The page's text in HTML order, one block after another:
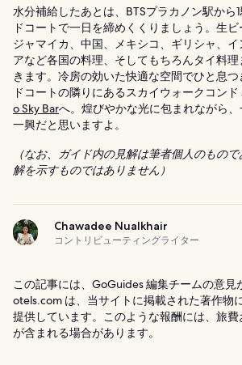
水分補給したあとは、BTSプラカノン駅から
ドコートで一日を締めくくりましょう。生ビ
ジャマイカ、中国、メキシコ、ギリシャ、イ
アなど各国の料理、そしてもちろんタイ料
きます。冷房の効いた快適な空間でひと息
ドコートの隣りにあるスカイウォークコンド
o Sky Barへ。煌びやかな光に包まれながら
一興だと思いますよ。
（なお、ガイド内の見解は筆者個人のもの
解を示すものではありません）
Chawadee Nualkhair
コントリビューティングライター
この記事には、GoGuides 編集チームの意見
otels.com は、当サイトに掲載された著作物
提供しています。このような報酬には、旅
が含まれる場合があります。